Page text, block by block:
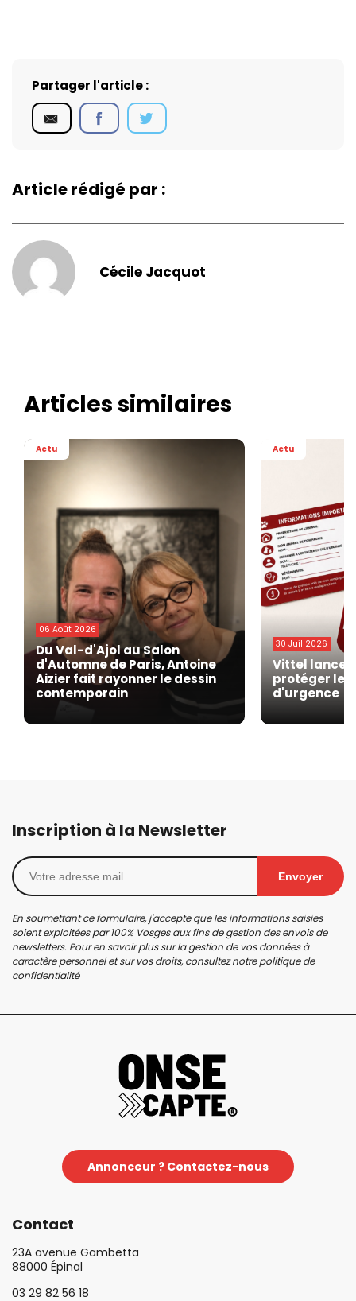
Partager l'article :
Article rédigé par :
Cécile Jacquot
Articles similaires
Actu
06 Août 2026
Du Val-d'Ajol au Salon
d'Automne de Paris, Antoine
Aizier fait rayonner le dessin
contemporain
Actu
30 Juil 2026
Vittel lance
protéger les
d'urgence
Inscription à la Newsletter
Envoyer
En soumettant ce formulaire, j'accepte que les informations saisies
soient exploitées par 100% Vosges aux fins de gestion des envois de
newsletters. Pour en savoir plus sur la gestion de vos données à
caractère personnel et sur vos droits, consultez notrepolitique de
confidentialité
Annonceur ? Contactez-nous
Contact
23A avenue Gambetta
88000 Épinal
03 29 82 56 18